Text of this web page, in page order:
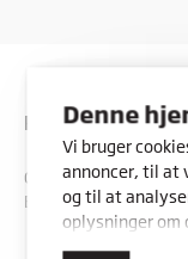
Denne
Vi bruger
annoncer, til at
og til at
oplysninger om
vores partnere
Rybners
CVR: 45357716
EAN: